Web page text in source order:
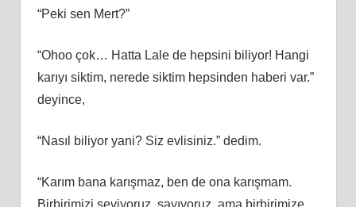
“Peki sen Mert?”
“Ohoo çok… Hatta Lale de hepsini biliyor! Hangi
karıyı siktim, nerede siktim hepsinden haberi var.”
deyince,
“Nasıl biliyor yani? Siz evlisiniz.” dedim.
“Karım bana karışmaz, ben de ona karışmam.
Birbirimizi seviyoruz, sayıyoruz, ama birbirimize